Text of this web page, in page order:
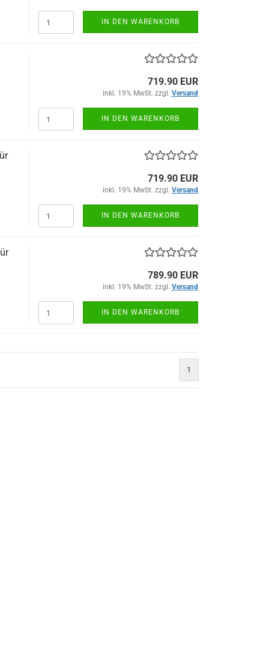
IN DEN WARENKORB
719.90 EUR
inkl. 19% MwSt. zzgl. Versand
IN DEN WARENKORB
719.90 EUR
inkl. 19% MwSt. zzgl. Versand
IN DEN WARENKORB
789.90 EUR
inkl. 19% MwSt. zzgl. Versand
IN DEN WARENKORB
1